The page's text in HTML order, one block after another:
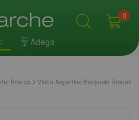
Adega
0
Branco Vinho Argentino Benjamin Torrontes